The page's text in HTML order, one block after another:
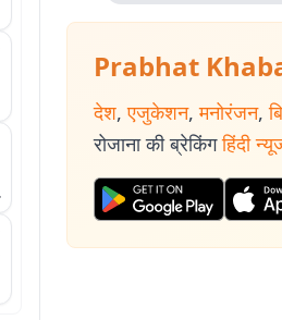
Prabhat
देश, एजुकेशन, मनोरंजन,
रोजाना की ब्रेकिंग हिंदी